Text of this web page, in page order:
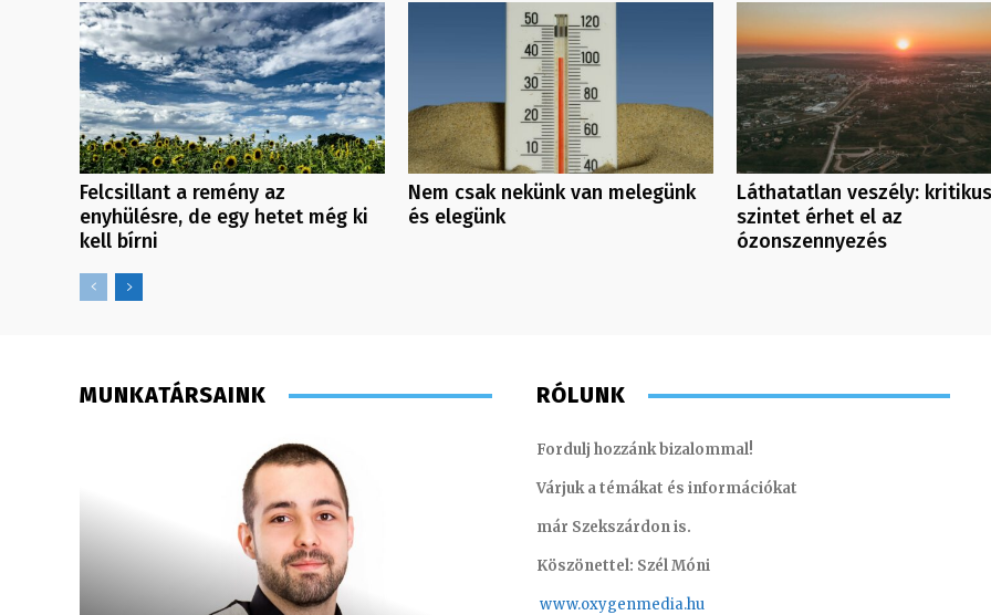
Felcsillant a remény az
enyhülésre, de egy hetet még ki
kell bírni
Nem csak nekünk van melegünk
és elegünk
Láthatatlan veszély: kritikus
szintet érhet el az
ózonszennyezés
MUNKATÁRSAINK RÓLUNK
Fordulj hozzánk bizalommal!
Várjuk a témákat és információkat
már Szekszárdon is.
Köszönettel: Szél Móni
www.oxygenmedia.hu